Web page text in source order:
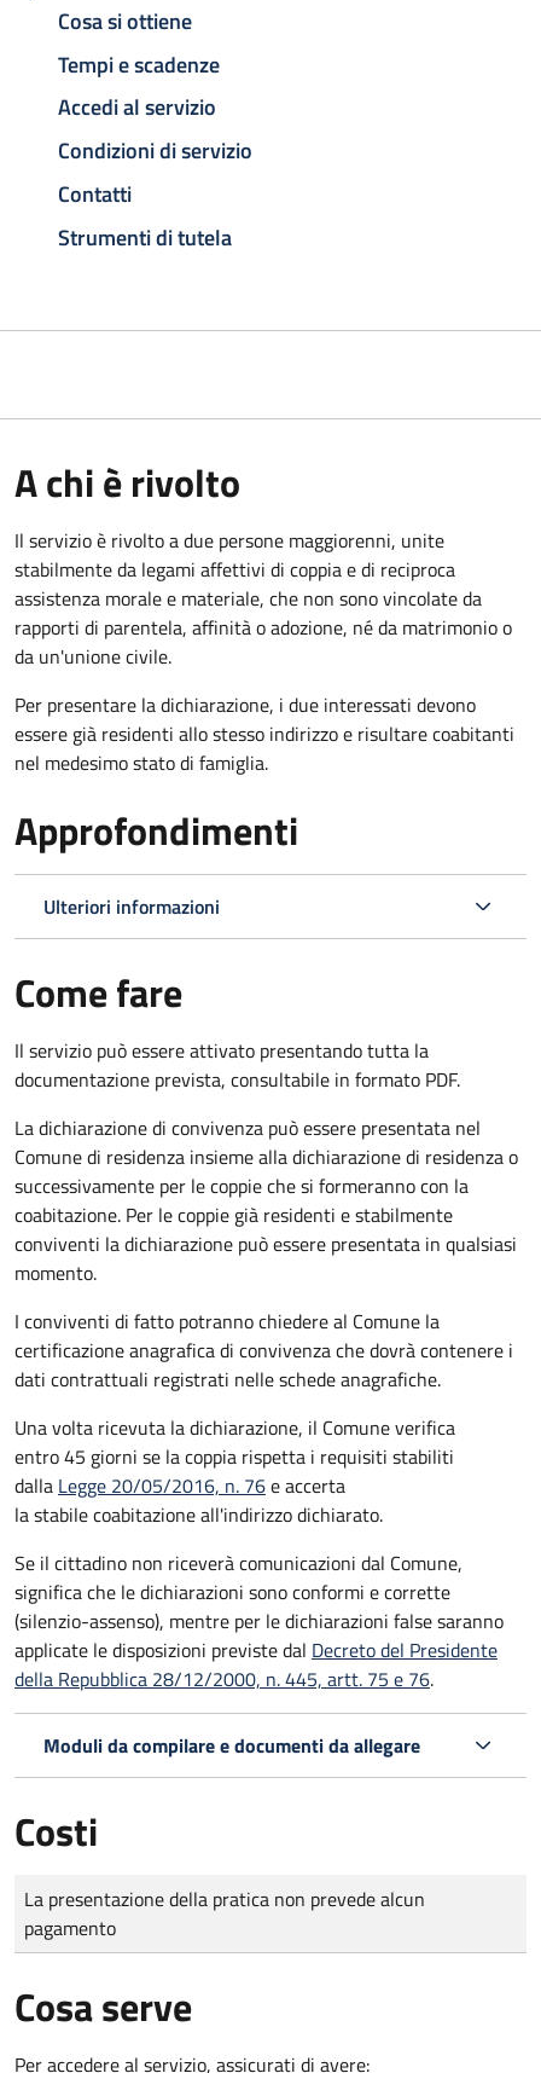
Cosa si ottiene
Tempi e scadenze
Accedi al servizio
Condizioni di servizio
Contatti
Strumenti di tutela
A chi è rivolto
Il servizio è rivolto a due persone maggiorenni, unite
stabilmente da legami affettivi di coppia e di reciproca
assistenza morale e materiale, che non sono vincolate da
rapporti di parentela, affinità o adozione, né da matrimonio o
da un'unione civile.
Per presentare la dichiarazione, i due interessati devono
essere già residenti allo stesso indirizzo e risultare coabitanti
nel medesimo stato di famiglia.
Approfondimenti
Ulteriori informazioni
Come fare
Il servizio può essere attivato presentando tutta la
documentazione prevista, consultabile in formato PDF.
La dichiarazione di convivenza può essere presentata nel
Comune di residenza insieme alla dichiarazione di residenza o
successivamente per le coppie che si formeranno con la
coabitazione. Per le coppie già residenti e stabilmente
conviventi la dichiarazione può essere presentata in qualsiasi
momento.
I conviventi di fatto potranno chiedere al Comune la
certificazione anagrafica di convivenza che dovrà contenere i
dati contrattuali registrati nelle schede anagrafiche.
Una volta ricevuta la dichiarazione, il Comune verifica
entro 45 giorni se la coppia rispetta i requisiti stabiliti
dalla Legge 20/05/2016, n. 76e accerta
la stabile coabitazione all'indirizzo dichiarato.
Se il cittadino non riceverà comunicazioni dal Comune,
significa che le dichiarazioni sono conformi e corrette
(silenzio-assenso), mentre per le dichiarazioni false saranno
applicate le disposizioni previste dal Decreto del Presidente
della Repubblica 28/12/2000, n. 445, artt. 75 e 76.
Moduli da compilare e documenti da allegare
Costi
Tipo di pagamento
Importo
La presentazione della pratica non prevede alcun
pagamento
Cosa serve
Per accedere al servizio, assicurati di avere: